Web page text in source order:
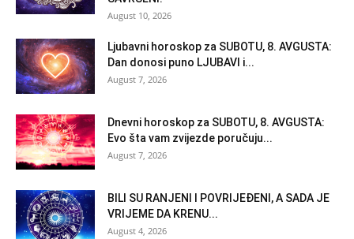
August 10, 2026
Ljubavni horoskop za SUBOTU, 8. AVGUSTA:
Dan donosi puno LJUBAVI i...
August 7, 2026
Dnevni horoskop za SUBOTU, 8. AVGUSTA:
Evo šta vam zvijezde poručuju...
August 7, 2026
BILI SU RANJENI I POVRIJEĐENI, A SADA JE
VRIJEME DA KRENU...
August 4, 2026